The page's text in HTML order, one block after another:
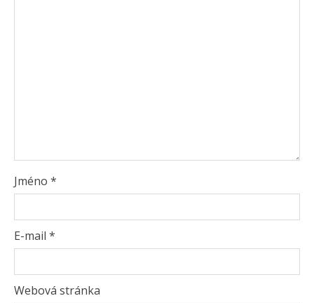
Jméno *
E-mail *
Webová stránka